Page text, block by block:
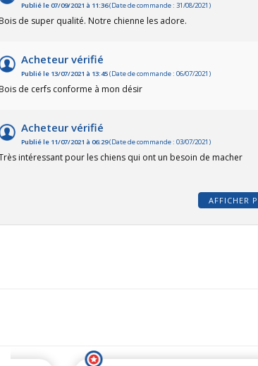
Publié le 07/09/2021 à 11:36(Date de commande : 31/08/2021)
Bois de super qualité. Notre chienne les adore.
Acheteur vérifié
Publié le 13/07/2021 à 13:45(Date de commande : 06/07/2021)
Bois de cerfs conforme à mon désir
Acheteur vérifié
Publié le 11/07/2021 à 06:29(Date de commande : 03/07/2021)
intéressant pour les chiens qui ont un besoin de macher
AFFICHER